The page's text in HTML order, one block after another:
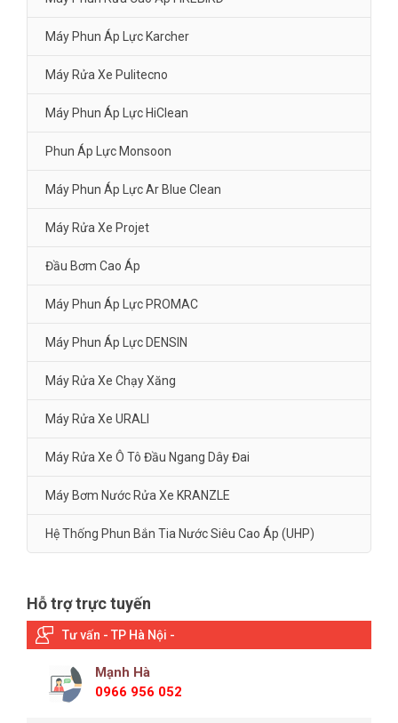
Máy Phun Áp Lực Karcher
Máy Rửa Xe Pulitecno
Máy Phun Áp Lực HiClean
Phun Áp Lực Monsoon
Máy Phun Áp Lực Ar Blue Clean
Máy Rửa Xe Projet
Đầu Bơm Cao Áp
Máy Phun Áp Lực PROMAC
Máy Phun Áp Lực DENSIN
Máy Rửa Xe Chạy Xăng
Máy Rửa Xe URALI
Máy Rửa Xe Ô Tô Đầu Ngang Dây Đai
Máy Bơm Nước Rửa Xe KRANZLE
Hệ Thống Phun Bắn Tia Nước Siêu Cao Áp (UHP)
Hỗ trợ trực tuyến
Tư vấn - TP Hà Nội -
Mạnh Hà
0966 956 052